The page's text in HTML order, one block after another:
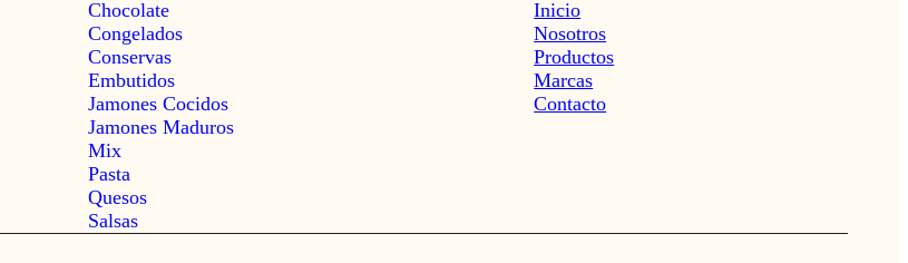
Chocolate
Congelados
Conservas
Embutidos
Jamones Cocidos
Jamones Maduros
Mix
Pasta
Quesos
Salsas
Inicio
Nosotros
Productos
Marcas
Contacto